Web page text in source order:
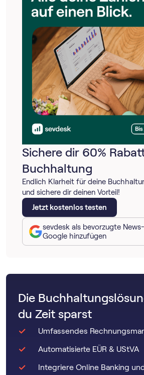
Sichere dir 60%
Buchhaltung
Endlich Klarheit für deine
und sichere dir deinen Vorteil!
Jetzt kostenlos testen
sevdesk als bevorzugte
Google hinzufügen
Die
du Zeit sparst
Umfassendes
Automatisierte EÜR & UStVA
Integriere Online Banking